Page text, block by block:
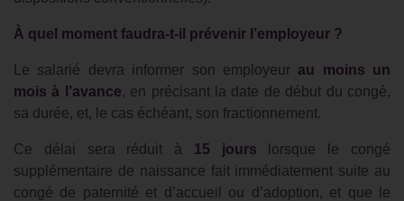
À quel moment faudra-t-il prévenir l’employeur ?
Le salarié devra informer son employeur au moins un
mois à l’avance, en précisant la date de début du congé,
sa durée, et, le cas échéant, son fractionnement.
Ce délai sera réduit à 15 jours lorsque le congé
supplémentaire de naissance fait immédiatement suite au
congé de paternité et d’accueil ou d’adoption, et que le